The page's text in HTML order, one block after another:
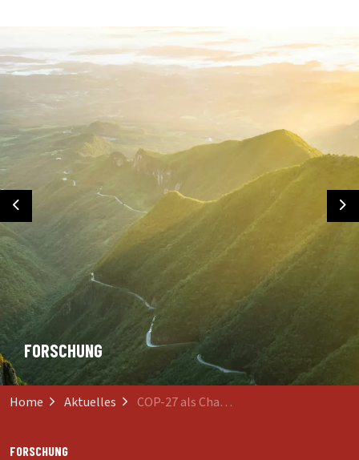
Previous
FORSCHUNG
Home Aktuelles COP-27 als Chance
FORSCHUNG